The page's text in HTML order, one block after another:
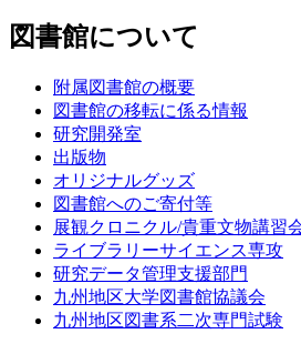
図書館について
附属図書館の概要
図書館の移転に係る情報
研究開発室
出版物
オリジナルグッズ
図書館へのご寄付等
展観クロニクル/貴重文物講習
ライブラリーサイエンス専攻
研究データ管理支援部門
九州地区大学図書館協議会
九州地区図書系二次専門試験